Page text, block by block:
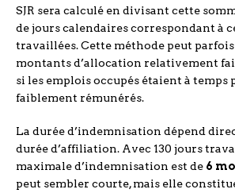
SJR sera calculé en divisant cette
de jours calendaires correspondant à
travaillées. Cette méthode peut
montants d’allocation relativement
si les emplois occupés étaient à temps
faiblement rémunérés.
La durée d’indemnisation dépend
durée d’affiliation. Avec 130 jours
maximale d’indemnisation est de 6
peut sembler courte, mais elle